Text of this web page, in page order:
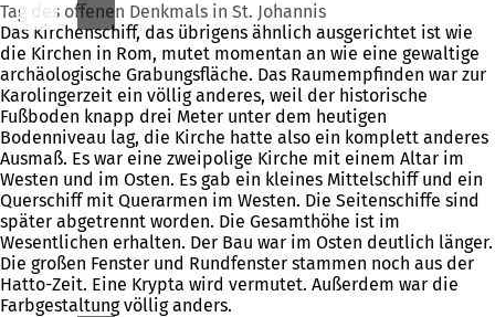
Tag des offenen Denkmals in St. Johannis
Das Kirchenschiff, das übrigens ähnlich ausgerichtet ist wie
die Kirchen in Rom, mutet momentan an wie eine gewaltige
archäologische Grabungsfläche. Das Raumempfinden war zur
Karolingerzeit ein völlig anderes, weil der historische
Fußboden knapp drei Meter unter dem heutigen
Bodenniveau lag, die Kirche hatte also ein komplett anderes
Ausmaß. Es war eine zweipolige Kirche mit einem Altar im
Westen und im Osten. Es gab ein kleines Mittelschiff und ein
Querschiff mit Querarmen im Westen. Die Seitenschiffe sind
später abgetrennt worden. Die Gesamthöhe ist im
Wesentlichen erhalten. Der Bau war im Osten deutlich länger.
Die großen Fenster und Rundfenster stammen noch aus der
Hatto-Zeit. Eine Krypta wird vermutet. Außerdem war die
Farbgestaltung völlig anders.